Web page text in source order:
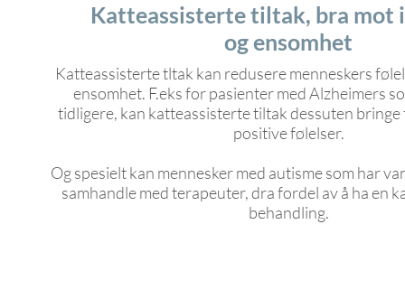
Katteassisterte tiltak, bra mot
og ensomhet
Katteassisterte tltak kan redusere menneskers
ensomhet. F.eks for pasienter med Alzheimers
tidligere, kan katteassisterte tiltak dessuten bringe
positive følelser.
Og spesielt kan mennesker med autisme som har
samhandle med terapeuter, dra fordel av å ha en
behandling.